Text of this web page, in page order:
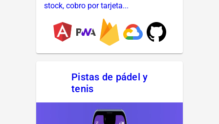
stock, cobro por tarjeta...
Pistas de pádel y
tenis